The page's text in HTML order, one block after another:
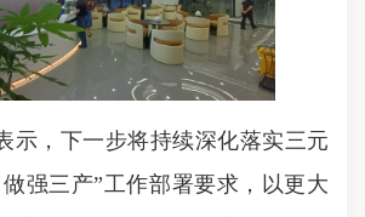
，下一步将持续深化落实三元
强三产”工作部署要求，以更大